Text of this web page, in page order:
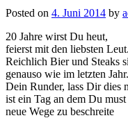
Posted on 4. Juni 2014 by
20 Jahre wirst Du heut,
feierst mit den liebsten Leut.
Reichlich Bier und Steaks
genauso wie im letzten Jahr.
Dein Runder, lass Dir dies
ist ein Tag an dem Du
neue Wege zu beschreite